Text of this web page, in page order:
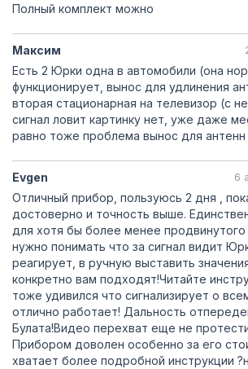
Полный комплект можно
Максим
Есть 2 Юрки одна в автомобили (она
функционирует, вынос для удлинения
вторая стационарная на телевизор (с
сигнал ловит картинку нет, уже даже
равно тоже проблема вынос для
Evgen 6
Отличный прибор, пользуюсь 2 дня ,
достоверно и точность выше.
для хотя бы более менее продвинутого
нужно понимать что за сигнал видит
реагирует, в ручную выставить
конкретно вам подходят!Читайте
тоже удивился что сигнализирует о
отлично работает! Дальность
Булата!Видео перехват еще не
Прибором доволен особенно за его
хватает более подробной инструкции